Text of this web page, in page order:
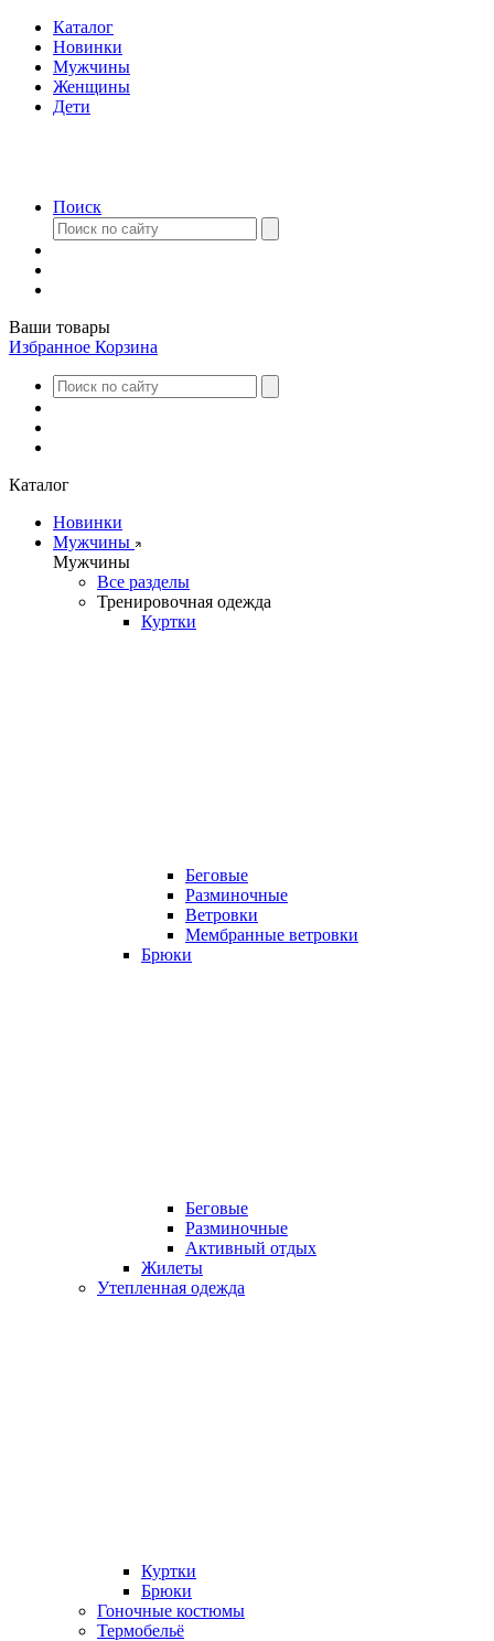
Каталог
Новинки
Мужчины
Женщины
Дети
Поиск
Ваши товары
Избранное Корзина
Каталог
Новинки
Мужчины
Мужчины
Все разделы
Тренировочная одежда
Куртки
Беговые
Разминочные
Ветровки
Мембранные ветровки
Брюки
Беговые
Разминочные
Активный отдых
Жилеты
Утепленная одежда
Куртки
Брюки
Гоночные костюмы
Термобельё